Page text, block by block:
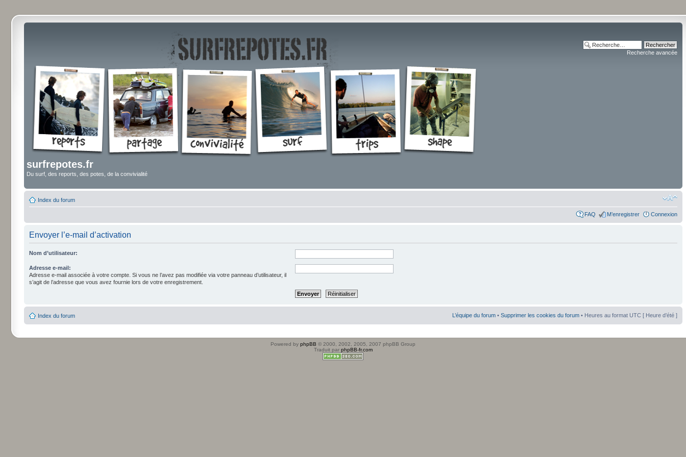
surfrepotes.fr
Du surf, des reports, des potes, de la convivialité
Recherche avancée
Index du forum
FAQ M’enregistrer Connexion
Envoyer l’e-mail d’activation
Nom d’utilisateur:
Adresse e-mail:
Adresse e-mail associée à votre compte. Si vous ne l’avez pas modifiée via votre panneau d’utilisateur, il
s’agit de l’adresse que vous avez fournie lors de votre enregistrement.
Index du forum L’équipe du forum • Supprimer les cookies du forum • Heures au format UTC [ Heure d’été ]
Powered by phpBB © 2000, 2002, 2005, 2007 phpBB Group
Traduit par phpBB-fr.com